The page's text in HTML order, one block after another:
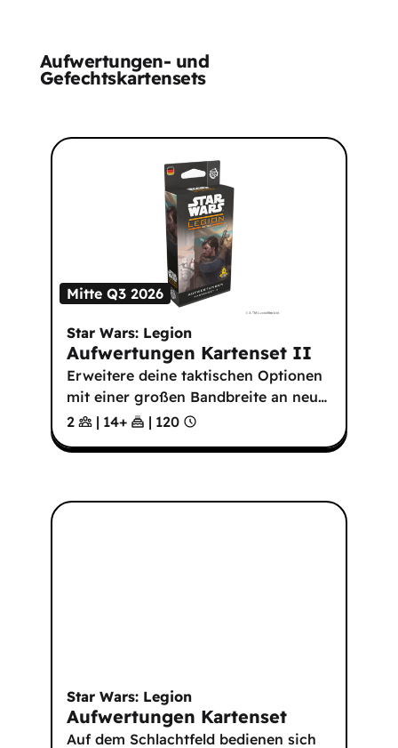
Aufwertungen- und
Gefechtskartensets
Mitte Q3 2026
Star Wars: Legion
Aufwertungen Kartenset II
Erweitere deine taktischen Optionen
mit einer großen Bandbreite an neu…
2
| 14+ | 120
Star Wars: Legion
Aufwertungen Kartenset
Auf dem Schlachtfeld bedienen sich